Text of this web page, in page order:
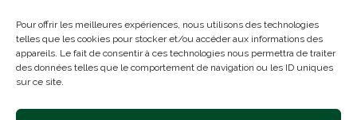
Pour offrir les meilleures expériences, nous utilisons des technologies
telles que les cookies pour stocker et/ou accéder aux informations des
appareils. Le fait de consentir à ces technologies nous permettra de traiter
des données telles que le comportement de navigation ou les ID uniques
sur ce site.
Mentions légales
Politique de confidentialité
Contact